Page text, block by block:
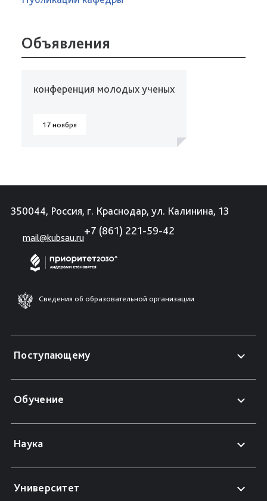
Объявления
конференция молодых ученых
17 ноября
350044, Россия, г. Краснодар, ул. Калинина, 13
mail@kubsau.ru
+7 (861) 221-59-42
Сведения об образовательной организации
Поступающему
Обучение
Наука
Университет